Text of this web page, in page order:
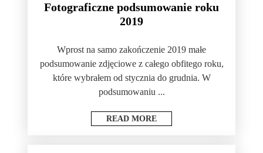
Fotograficzne podsumowanie roku
2019
Wprost na samo zakończenie 2019 małe
podsumowanie zdjęciowe z całego obfitego roku,
które wybrałem od stycznia do grudnia. W
podsumowaniu ...
READ MORE